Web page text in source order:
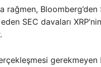
rağmen,
SEC davaları
gerekmeyen